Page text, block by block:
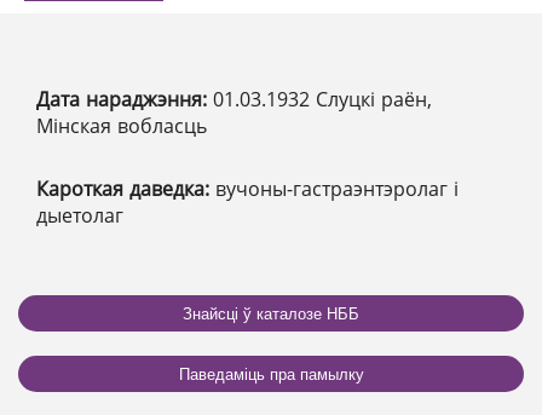
Дата нараджэння: 01.03.1932 Слуцкі раён,
Мінская вобласць
Кароткая даведка: вучоны-гастраэнтэролаг і
дыетолаг
Знайсці ў каталозе НББ
Паведаміць пра памылку